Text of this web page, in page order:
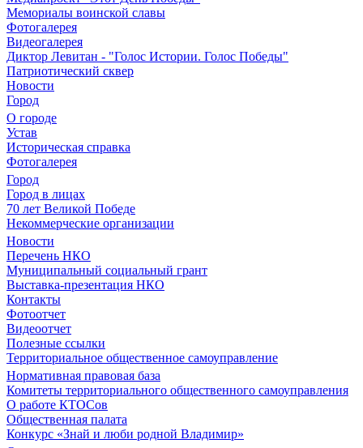
Мемориалы воинской славы
Фотогалерея
Видеогалерея
Диктор Левитан - "Голос Истории. Голос Победы"
Патриотический сквер
Новости
Город
О городе
Устав
Историческая справка
Фотогалерея
Город
Город в лицах
70 лет Великой Победе
Некоммерческие организации
Новости
Перечень НКО
Муниципальный социальный грант
Выставка-презентация НКО
Контакты
Фотоотчет
Видеоотчет
Полезные ссылки
Территориальное общественное самоуправление
Нормативная правовая база
Комитеты территориального общественного самоуправления
О работе КТОСов
Общественная палата
Конкурс «Знай и люби родной Владимир»